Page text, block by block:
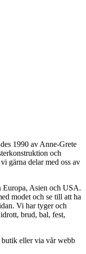
1990 av Anne-Grete
och
gärna delar med oss av
Asien och USA.
modet och se till att ha
Vi har tyger och
brud, bal, fest,
eller via vår webb